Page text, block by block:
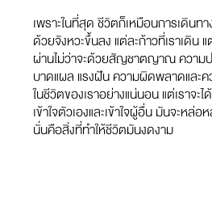
เพราะในที่สุด ชีวิตก็เหมือนการเดินท
ด้วยจังหวะขึ้นลง แต่ละก้าวที่เราเดิน แ
ผ่านไม่ว่าจะด้วยสัญชาตญาณ ความ
บาดแผล แรงฝัน ความผิดพลาดและ
ในชีวิตของเราอย่างแน่นอน แต่เราจะไ
เข้าใจตัวเองและเข้าใจผู้อื่น มันจะหล่อ
นั่นคือสิ่งที่ทำให้ชีวิตมันงดงาม